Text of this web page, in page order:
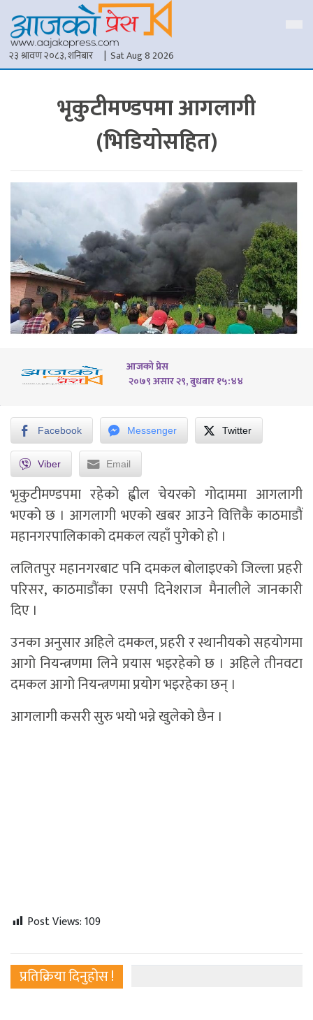
२३ श्रावण २०८३, शनिबार | Sat Aug 8 2026
भृकुटीमण्डपमा आगलागी
(भिडियोसहित)
आजको प्रेस
२०७९ असार २९, बुधबार १५:४४
Facebook Messenger Twitter
Viber Email
भृकुटीमण्डपमा रहेको ह्वील चेयरको गोदाममा आगलागी
भएको छ । आगलागी भएको खबर आउने वित्तिकै काठमाडौं
महानगरपालिकाको दमकल त्यहाँ पुगेको हो ।
ललितपुर महानगरबाट पनि दमकल बोलाइएको जिल्ला प्रहरी
परिसर, काठमाडौंका एसपी दिनेशराज मैनालीले जानकारी
दिए ।
उनका अनुसार अहिले दमकल, प्रहरी र स्थानीयको सहयोगमा
आगो नियन्त्रणमा लिने प्रयास भइरहेको छ । अहिले तीनवटा
दमकल आगो नियन्त्रणमा प्रयोग भइरहेका छन् ।
आगलागी कसरी सुरु भयो भन्ने खुलेको छैन ।
Post Views:109
प्रतिक्रिया दिनुहोस !